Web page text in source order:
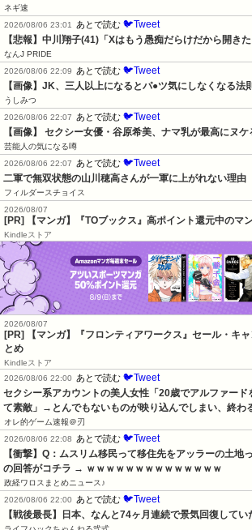
ネギ速
2026/08/06 23:01
あとで読む 🐦Tweet
【悲報】中川翔子(41)「Xはもう愚痴だらけだから開きた
なんJ PRIDE
2026/08/06 22:09
あとで読む 🐦Tweet
【画像】JK、三人以上になるとパ●ツ気にしなくなる法
うしみつ
2026/08/06 22:07
あとで読む 🐦Tweet
【画像】 セクシー女優・谷原希美、ナマ乳が最高にヌケ
芸能人の気になる噂
2026/08/06 22:07
あとで読む 🐦Tweet
二軍で無双状態の山川穂高さんが一軍に上がれない理由
フィルダースチョイス
2026/08/07
[PR] 【マンガ】『TOブックス』高ポイント還元中のマ
Kindleストア
2026/08/07
[PR] 【マンガ】『フロンティアワークス』セール・キ
とめ
Kindleストア
2026/08/06 22:00
あとで読む 🐦Tweet
セクシー系アカウントの美人女性「20歳でアルファード
て素敵」→とんでもないものが映り込んでしまい、終わ
オレ的ゲーム速報＠刃
2026/08/06 22:08
あとで読む 🐦Tweet
【衝撃】Q：ムスリム移民って移住先をアッラーの土
の回答がコチラ → ｗｗｗｗｗｗｗｗｗｗｗｗｗｗ
政経ワロスまとめニュース♪
2026/08/06 22:00
あとで読む 🐦Tweet
【戦後最長】日本、なんと74ヶ月連続で景気回復して